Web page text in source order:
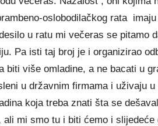
oslobodilačkog rata
u ratu mi večeras se pitamo
Pa isti taj broj je i organizirao
biti više omladine, a ne bacati u
u državnim firmama i uživaju u
koja treba znati šta se
ali mi smo tu i biti ćemo i